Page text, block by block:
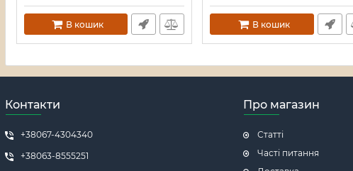
В кошик В кошик
Контакти
+38067-4304340
+38063-8555251
Про магазин
Статті
Часті питання